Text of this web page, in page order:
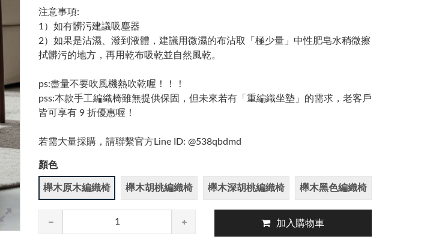
注意事項:
1）如有髒污建議吸塵器
2）如果是沾濕、潑到液體，建議用微濕的布沾取「極少量」中性肥皂水稍微擦
拭髒污的地方，再用乾布吸乾並自然風乾。
ps:盡量不要吹風機熱吹乾喔！！！
pss:本款手工編織椅雖無提供保固，但未來若有「重編織坐墊」的需求，老客戶
皆可享有 9 折優惠喔！
若需大量採購，請聯繫官方Line ID: @538qbdmd
顏色
櫸木原木編織椅 櫸木胡桃編織椅 櫸木深胡桃編織椅 櫸木黑色編織椅
加入購物車